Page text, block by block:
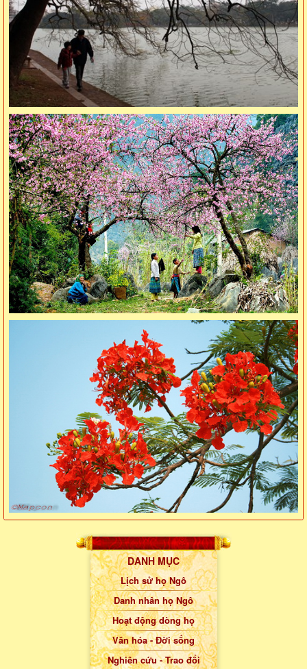
DANH MỤC
Lịch sử họ Ngô
Danh nhân họ Ngô
Hoạt động dòng họ
Văn hóa - Đời sống
Nghiên cứu - Trao đổi